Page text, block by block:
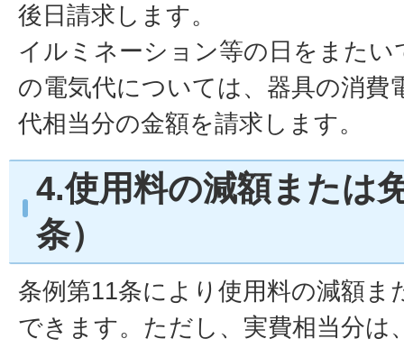
後日請求します。
イルミネーション等の日をまたい
の電気代については、器具の消費
代相当分の金額を請求します。
4.使用料の減額または
条）
条例第11条により使用料の減額ま
できます。ただし、実費相当分は